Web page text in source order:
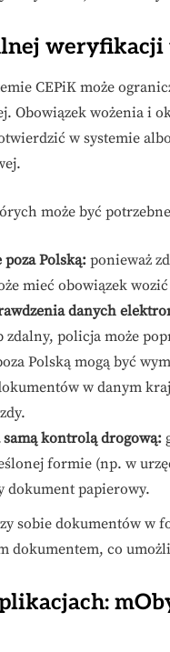
weryfikacji
CEPiK może
Obowiązek wożenia i
w systemie
może być
poza Polską: ponieważ
mieć obowiązek
danych
policja może
Polską mogą być
w danym
kontrolą drogową:
formie (np. w
dokument papierowy.
sobie dokumentów w
dokumentem, co